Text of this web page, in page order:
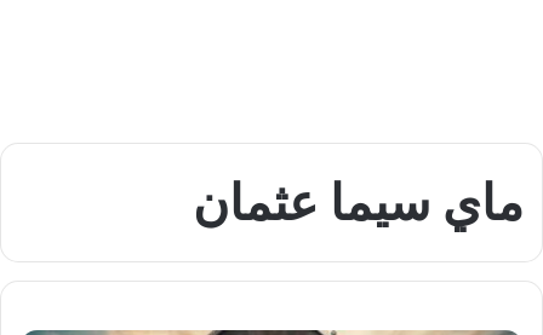
ماي سيما عثمان